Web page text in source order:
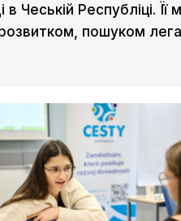
Чеській Республіці. Її
пошуком